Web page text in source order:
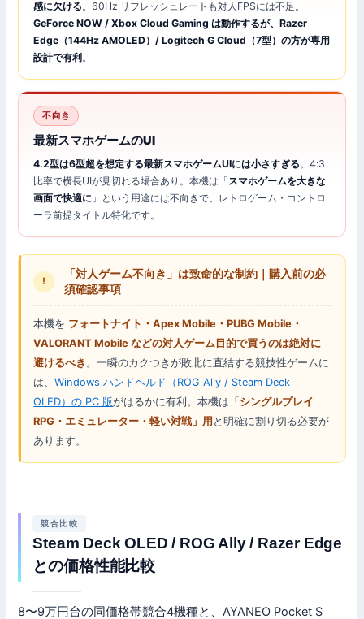
感に欠ける。60Hz リフレッシュレートも対人FPSには不足。
GeForce NOW / Xbox Cloud Gaming は動作するが、Razer
Edge（144Hz AMOLED）/ Logitech G Cloud（7型）の方が専用
設計で有利 。
不向き
最新スマホゲームのUI
4.2型は6型超を想定する最新スマホゲームUIには小さすぎる。4:3
比率で横長UIが見切れる場合あり。本機は「スマホゲームを大きな
画面で快適に 」という用途には不向きで、レトロゲーム・コントロ
ーラ前提タイトル特化です。
!
「対人ゲーム不向き」は致命的な制約｜購入前の必
須確認事項
本機を フォートナイト・Apex Mobile・PUBG Mobile・
VALORANT Mobile などの対人ゲーム目的で買うのは絶対に
避けるべき 。一瞬のカクつきが敗北に直結する競技性ゲームに
は、Windows ハンドヘルド（ROG Ally / Steam Deck
OLED）の PC 版がはるかに有利。本機は「 シングルプレイ
RPG・エミュレーター・軽い対戦」用 と明確に割り切る必要が
あります。
競合比較
Steam Deck OLED / ROG Ally / Razer Edge
との価格性能比較
8〜9万円台の同価格帯競合4機種と、AYANEO Pocket S